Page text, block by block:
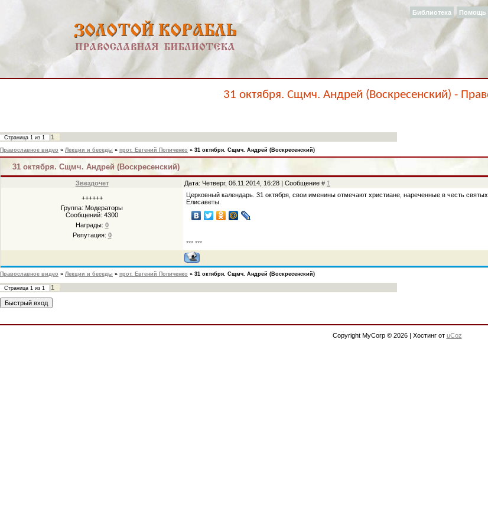
Помощь
Библиотека
31 октября. Сщмч. Андрей (Воскресенский) -
Страница 1 из 1 1
Православное видео » Лекции и беседы » прот. Евгений Попиченко » 31 октября. Сщмч. Андрей (Воскресенский)
31 октября. Сщмч. Андрей (Воскресенский)
Звездочет Дата: Четверг, 06.11.2014, 16:28 | Сообщение # 1
++++++
Группа: Модераторы
Сообщений: 4300
Награды: 0
Репутация: 0
Церковный календарь. 31 октября, свои именины отмечают христиане, нареченные в честь
Елисаветы.
*** ***
Православное видео » Лекции и беседы » прот. Евгений Попиченко » 31 октября. Сщмч. Андрей (Воскресенский)
Страница 1 из 1
1
Copyright MyCorp © 2026| Хостинг от uCoz